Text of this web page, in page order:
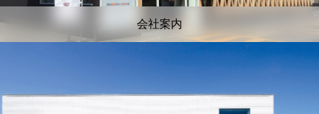
会社案内